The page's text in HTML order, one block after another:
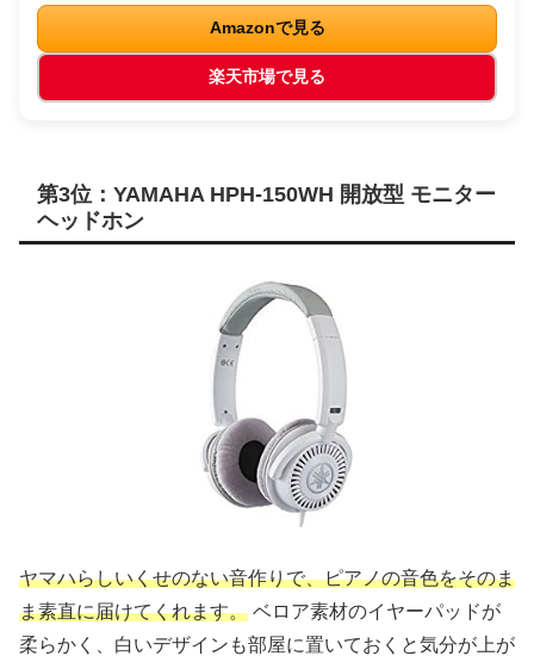
Amazonで見る
楽天市場で見る
第3位：YAMAHA HPH-150WH 開放型 モニター
ヘッドホン
ヤマハらしいくせのない音作りで、ピアノの音色をそのま
ま素直に届けてくれます。 ベロア素材のイヤーパッドが
柔らかく、白いデザインも部屋に置いておくと気分が上が